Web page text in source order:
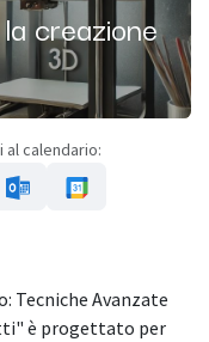
creazione
al calendario:
Tecniche Avanzate
è progettato per